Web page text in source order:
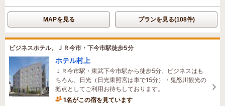
MAPを見る プランを見る(108件)
ビジネスホテル。ＪＲ今市・下今市駅徒歩5分
ホテル村上
ＪＲ今市駅・東武下今市駅から徒歩5分。ビジネスはも
ちろん、日光（日光東照宮は車で15分）・鬼怒川観光の
拠点としてご利用お待ちしております。
1名がこの宿を見ています